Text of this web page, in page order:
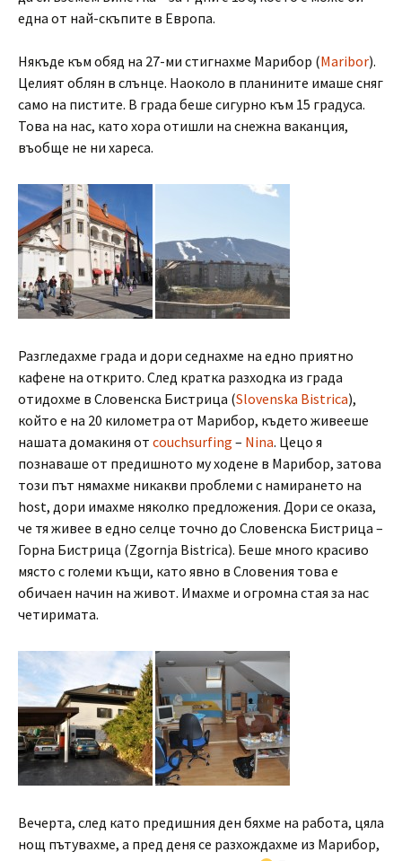
една от най-скъпите в Европа.
Някъде към обяд на 27-ми стигнахме Марибор (Maribor).
Целият облян в слънце. Наоколо в планините имаше сняг
само на пистите. В града беше сигурно към 15 градуса.
Това на нас, като хора отишли на снежна ваканция,
въобще не ни хареса.
Разгледахме града и дори седнахме на едно приятно
кафене на открито. След кратка разходка из града
отидохме в Словенска Бистрица (Slovenska Bistrica),
който е на 20 километра от Марибор, където живееше
нашата домакиня от couchsurfing – Nina. Цецо я
познаваше от предишното му ходене в Марибор, затова
този път нямахме никакви проблеми с намирането на
host, дори имахме няколко предложения. Дори се оказа,
че тя живее в едно селце точно до Словенска Бистрица –
Горна Бистрица (Zgornja Bistrica). Беше много красиво
място с големи къщи, като явно в Словения това е
обичаен начин на живот. Имахме и огромна стая за нас
четиримата.
Вечерта, след като предишния ден бяхме на работа, цяла
нощ пътувахме, а пред деня се разхождахме из Марибор,